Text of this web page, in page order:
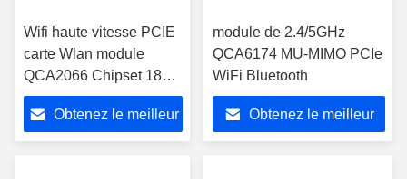
Wifi haute vitesse PCIE
carte Wlan module
QCA2066 Chipset 1800
Mbps Wifi 6 module
Obtenez le meilleur
module de 2.4/5GHz
QCA6174 MU-MIMO PCIe
WiFi Bluetooth
Obtenez le meilleur